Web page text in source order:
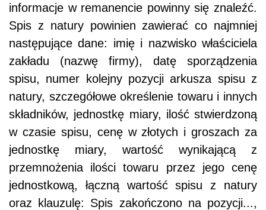
informacje w remanencie powinny się znaleźć.
Spis z natury powinien zawierać co najmniej
następujące dane: imię i nazwisko właściciela
zakładu (nazwę firmy), datę sporządzenia
spisu, numer kolejny pozycji arkusza spisu z
natury, szczegółowe określenie towaru i innych
składników, jednostkę miary, ilość stwierdzoną
w czasie spisu, cenę w złotych i groszach za
jednostkę miary, wartość wynikającą z
przemnożenia ilości towaru przez jego cenę
jednostkową, łączną wartość spisu z natury
oraz klauzulę: Spis zakończono na pozycji...,